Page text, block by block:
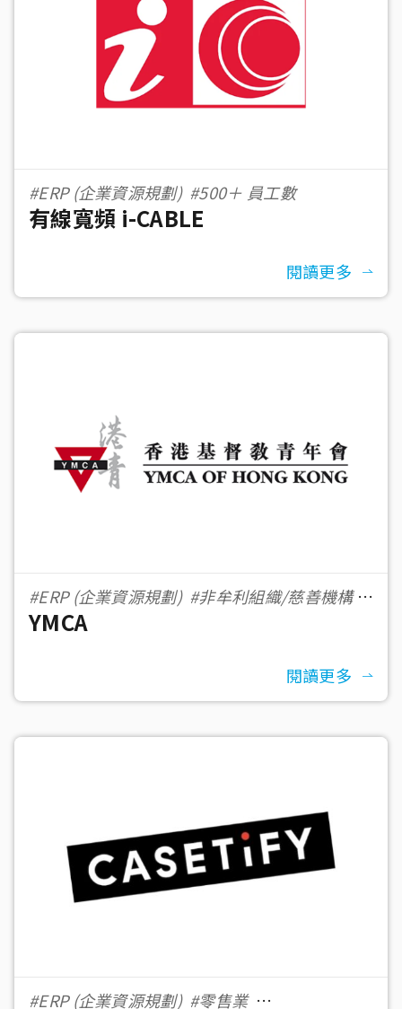
#ERP (企業資源規劃) #500＋ 員工數
有線寬頻 i-CABLE
閱讀更多
#ERP (企業資源規劃) #非牟利組織/慈善機構
#500＋ 員工數
YMCA
閱讀更多
#ERP (企業資源規劃) #零售業